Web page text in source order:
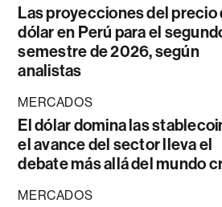
Las proyecciones del precio
dólar en Perú para el
semestre de 2026, según
analistas
MERCADOS
El dólar domina las
el avance del sector lleva el
debate más allá del mundo
MERCADOS